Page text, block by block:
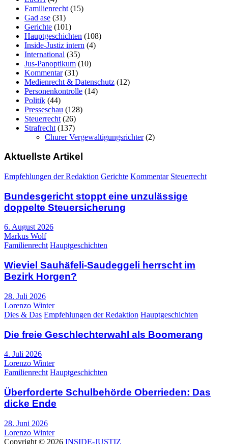
Familienrecht (15)
Gad ase (31)
Gerichte (101)
Hauptgeschichten (108)
Inside-Justiz intern (4)
International (35)
Jus-Panoptikum (10)
Kommentar(31)
Medienrecht & Datenschutz (12)
Personenkontrolle (14)
Politik (44)
Presseschau (128)
Steuerrecht (26)
Strafrecht (137)
Churer Vergewaltigungsrichter(2)
Aktuellste Artikel
Empfehlungen der Redaktion Gerichte Kommentar Steuerrecht
Bundesgericht stoppt eine unzulässige
doppelte Steuersicherung
6. August 2026
Markus Wolf
Familienrecht Hauptgeschichten
Wieviel Sauhäfeli-Saudeggeli herrscht im
Bezirk Horgen?
28. Juli 2026
Lorenzo Winter
Dies & Das Empfehlungen der Redaktion Hauptgeschichten
Die freie Geschlechterwahl als Boomerang
4. Juli 2026
Lorenzo Winter
Familienrecht Hauptgeschichten
Überforderte Schulbehörde Oberrieden: Das
dicke Ende
28. Juni 2026
Lorenzo Winter
Copyright © 2026 INSIDE-JUSTIZ